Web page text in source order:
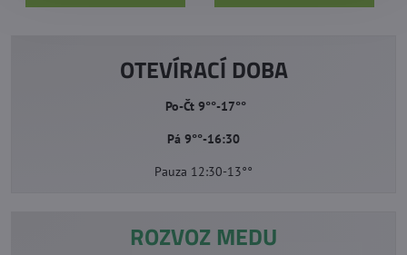
OTEVÍRACÍ DOBA
Po-Čt 9°°-17°°
Pá 9°°-16:30
Pauza 12:30-13°°
ROZVOZ MEDU